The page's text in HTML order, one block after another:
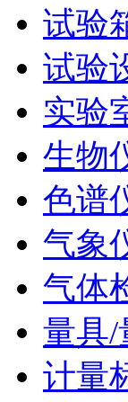
试验
试验
实验
生物
色谱
气象
气体
量具/
计量